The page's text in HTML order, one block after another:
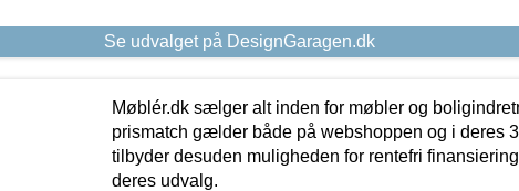
Se udvalget på DesignGaragen.dk
Møblér.dk sælger alt inden for møbler og
prismatch gælder både på webshoppen og i deres
tilbyder desuden muligheden for rentefri
deres udvalg.